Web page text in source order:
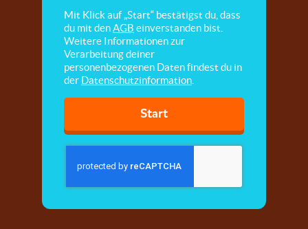
Mit Klick auf „Start“ bestätigst du, dass
du mit denAGB einverstanden bist.
Weitere Informationen zur
Verarbeitung deiner
personenbezogenen Daten findest du in
der Datenschutzinformation
Start